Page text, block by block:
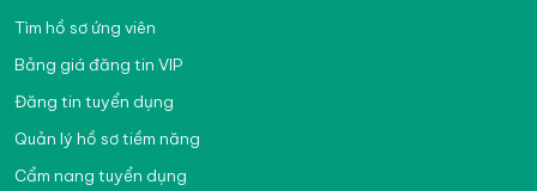
Tìm hồ sơ ứng viên
Bảng giá đăng tin VIP
Đăng tin tuyển dụng
Quản lý hồ sơ tiềm năng
Cẩm nang tuyển dụng